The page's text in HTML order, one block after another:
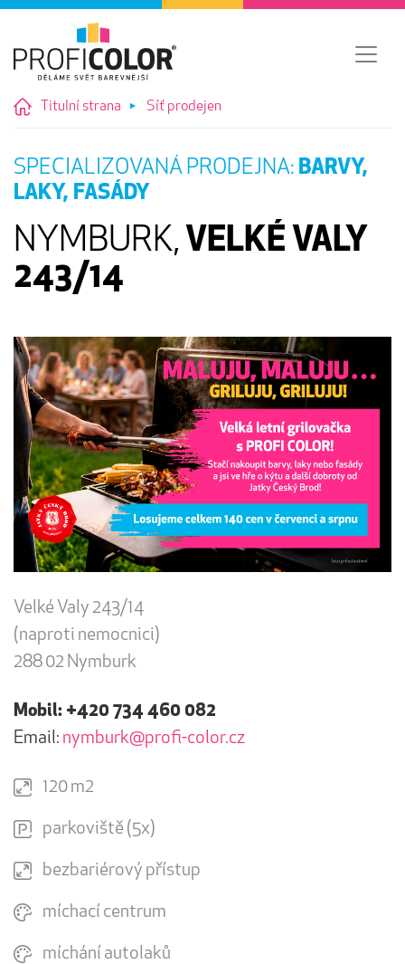
Titulní strana Síť prodejen
SPECIALIZOVANÁ PRODEJNA: BARVY,
LAKY, FASÁDY
NYMBURK, VELKÉ VALY
243/14
Velké Valy 243/14
(naproti nemocnici)
288 02 Nymburk
Mobil: +420 734 460 082
Email: nymburk@profi-color.cz
120 m2
parkoviště (5x)
bezbariérový přístup
míchací centrum
míchání autolaků